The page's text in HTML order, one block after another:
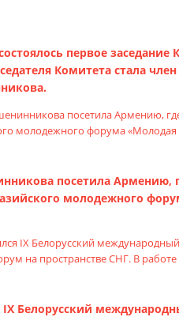
первое
Комитета стала
посетила Армению,
молодежного
IX Белорусский